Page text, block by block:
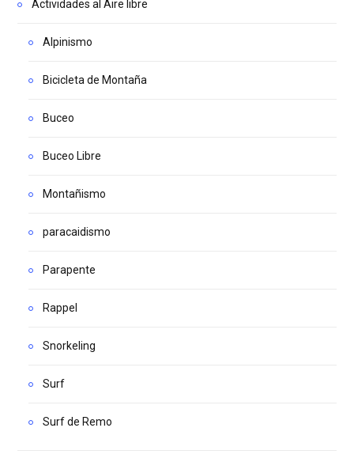
Actividades al Aire libre
Alpinismo
Bicicleta de Montaña
Buceo
Buceo Libre
Montañismo
paracaidismo
Parapente
Rappel
Snorkeling
Surf
Surf de Remo